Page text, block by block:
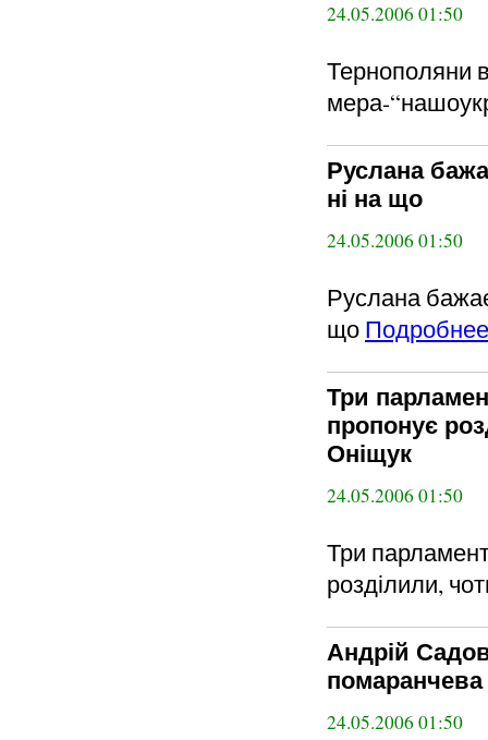
24.05.2006 01:50
Тернополяни
мера-
Руслана
ні на що
24.05.2006 01:50
Руслана
що Подробнее
Три
пропонує
Оніщук
24.05.2006 01:50
Три
розділили,
Андрій
24.05.2006 01:50